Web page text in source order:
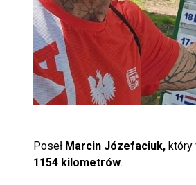
Poseł Marcin Józefaciuk, który
1154 kilometrów.